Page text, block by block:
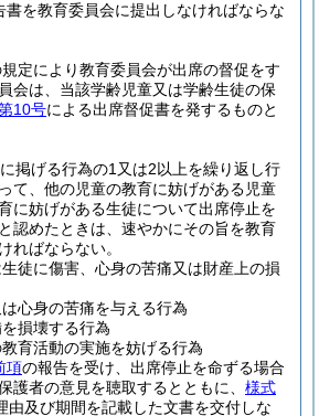
書を教育委員会に提出しなければならな
定により教育委員会が出席の督促をす
会は、当該学齢児童又は学齢生徒の保
10号による出席督促書を発するものと
掲げる行為の1又は2以上を繰り返し行
て、他の児童の教育に妨げがある児童
に妨げがある生徒について出席停止を
認めたときは、速やかにその旨を教育
ればならない。
徒に傷害、心身の苦痛又は財産上の損
心身の苦痛を与える行為
損壊する行為
育活動の実施を妨げる行為
項の報告を受け、出席停止を命ずる場合
護者の意見を聴取するとともに、 様式
由及び期間を記載した文書を交付しな